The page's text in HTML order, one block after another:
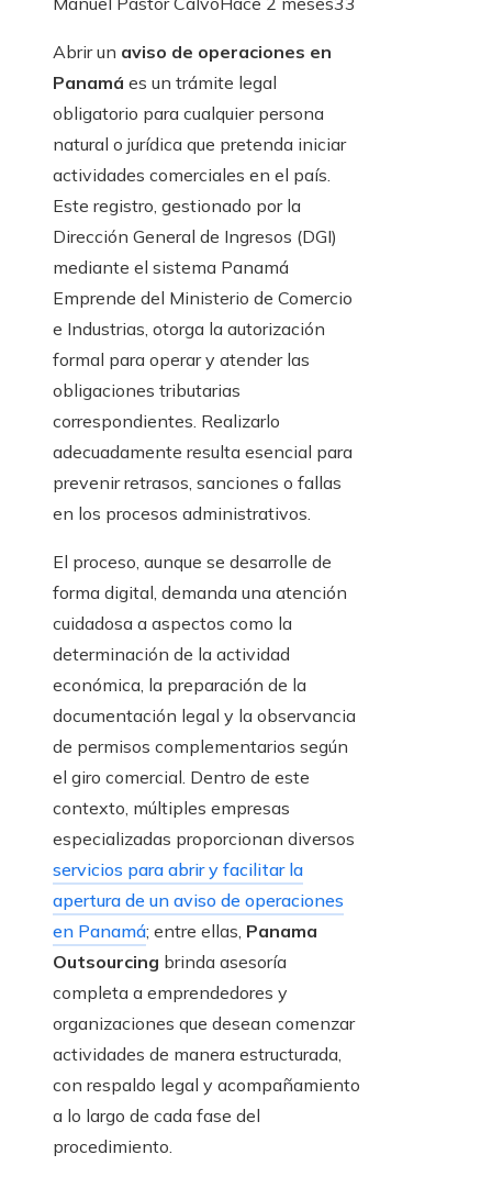
Abrir un aviso de operaciones en
Panamá es un trámite legal
obligatorio para cualquier persona
natural o jurídica que pretenda iniciar
actividades comerciales en el país.
Este registro, gestionado por la
Dirección General de Ingresos (DGI)
mediante el sistema Panamá
Emprende del Ministerio de Comercio
e Industrias, otorga la autorización
formal para operar y atender las
obligaciones tributarias
correspondientes. Realizarlo
adecuadamente resulta esencial para
prevenir retrasos, sanciones o fallas
en los procesos administrativos.
El proceso, aunque se desarrolle de
forma digital, demanda una atención
cuidadosa a aspectos como la
determinación de la actividad
económica, la preparación de la
documentación legal y la observancia
de permisos complementarios según
el giro comercial. Dentro de este
contexto, múltiples empresas
especializadas proporcionan diversos
servicios para abrir y facilitar la
apertura de un aviso de operaciones
en Panamá; entre ellas, Panama
Outsourcing brinda asesoría
completa a emprendedores y
organizaciones que desean comenzar
actividades de manera estructurada,
con respaldo legal y acompañamiento
a lo largo de cada fase del
procedimiento.